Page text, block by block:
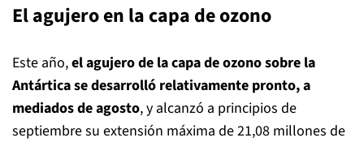
El agujero en la capa de ozono
Este año,el agujero de la capa de ozono sobre la
Antártica se desarrolló relativamente pronto, a
mediados de agosto, y alcanzó a principios de
septiembre su extensión máxima de 21,08 millones de